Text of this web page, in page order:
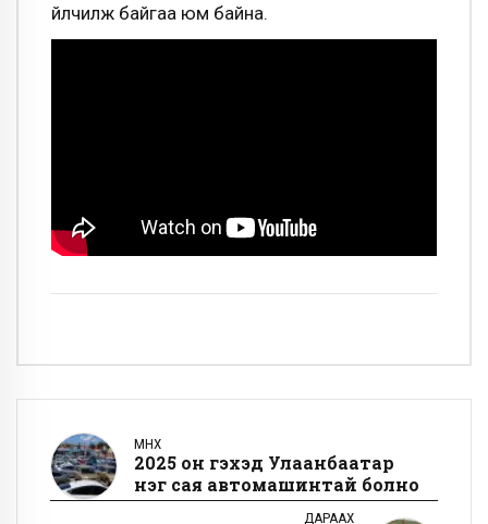
үйлчилж байгаа юм байна.
ӨМНӨХ
2025 он гэхэд Улаанбаатар
нэг сая автомашинтай болно
ДАРААХ